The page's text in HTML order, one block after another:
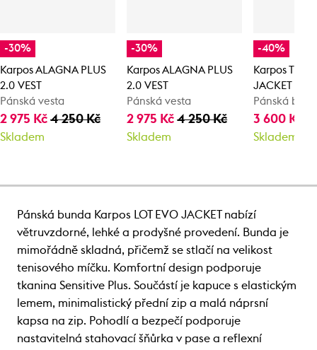
-30%
Karpos ALAGNA PLUS
2.0 VEST
Pánská vesta
2 975 Kč 4 250 Kč
Skladem
-30%
Karpos ALAGNA PLUS
2.0 VEST
Pánská vesta
2 975 Kč4 250 Kč
Skladem
-40%
Karpos
JACKET
Pánská
3 600 Kč
Skladem
Pánská bunda Karpos LOT EVO JACKET nabízí
větruvzdorné, lehké a prodyšné provedení. Bunda je
mimořádně skladná, přičemž se stlačí na velikost
tenisového míčku. Komfortní design podporuje
tkanina Sensitive Plus. Součástí je kapuce s elastickým
lemem, minimalistický přední zip a malá náprsní
kapsa na zip. Pohodlí a bezpečí podporuje
nastavitelná stahovací šňůrka v pase a reflexní